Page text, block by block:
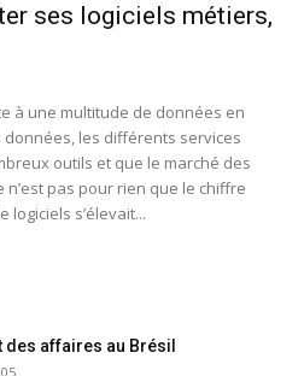
ses logiciels métiers,
à une multitude de données en
les différents services
outils et que le marché des
n’est pas pour rien que le chiffre
logiciels s’élevait...
des affaires au Brésil